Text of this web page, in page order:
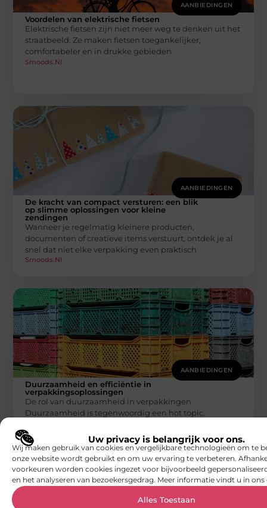
Uw privacy is belangrijk voor ons.
Wij maken gebruik van cookies en vergelijkbare technologieën om te
onze website wordt gebruikt en om uw ervaring te verbeteren.
voorkeuren worden cookies ingezet voor bijvoorbeeld
en het analyseren van bezoekersgedrag. Meer informatie vindt u in ons
Alles Toestaan
AANBIEDINGEN
Voordelen van elektrische fietsen
Elektrische fietsen zijn niet meer weg te denken uit het
straatbeeld. Ze maken fietsen toegankelijker,
comfortabeler en in drukke gebieden
Smoods.nl
AANBIEDINGEN
De kracht van compact versturen: een blik
op slimme oplossingen voor kleine
zendingen
Wanneer je regelmatig kleinere producten,
documenten of creatieve items verstuurt, ontdek je al
snel dat niet elke verpakking even praktisch
Smoods.nl
AANBIEDINGEN
Duurzaamheid en efficiëntie in
verpakkingsoplossingen
De rol van duurzaamheid in verpakkingen
Duurzaamheid is tegenwoordig een hot topic.
Smoods.nl